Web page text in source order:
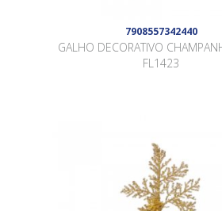
7908557342440
GALHO DECORATIVO
FL1423